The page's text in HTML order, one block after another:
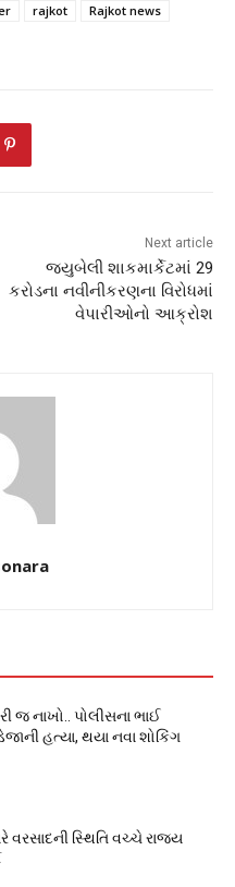
rajkot
Rajkot news
Next article
જયુબેલી શાકમાર્કેટમાં 29
કરોડના નવીનીકરણના વિરોધમાં
વેપારીઓનો આક્રોશ
જ નાખો.. પોલીસના ભાઈ
હત્યા, થયા નવા શોકિંગ
વરસાદની સ્થિતિ વચ્ચે રાજ્ય